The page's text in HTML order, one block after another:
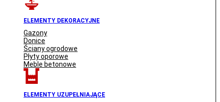
ELEMENTY DEKORACYJNE
Gazony
Donice
Ściany ogrodowe
Płyty oporowe
Meble betonowe
ELEMENTY UZUPEŁNIAJĄCE